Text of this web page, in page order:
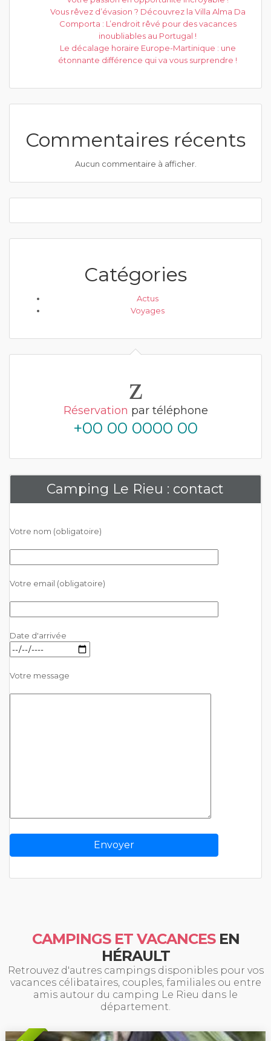
Vous rêvez d’évasion ? Découvrez la Villa Alma Da
Comporta : L’endroit rêvé pour des vacances
inoubliables au Portugal !
Le décalage horaire Europe-Martinique : une
étonnante différence qui va vous surprendre !
Commentaires récents
Aucun commentaire à afficher.
Catégories
Actus
Voyages
Réservation par téléphone
+00 00 0000 00
Camping Le Rieu : contact
Votre nom (obligatoire)
Votre email (obligatoire)
Date d'arrivée
Votre message
CAMPINGS ET VACANCESEN
HÉRAULT
Retrouvez d'autres campings disponibles pour vos
vacances célibataires, couples, familiales ou entre
amis autour du camping Le Rieu dans le
département.